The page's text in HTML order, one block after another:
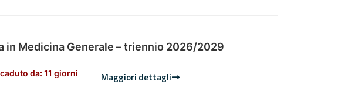
in Medicina Generale – triennio 2026/2029
da: 11 giorni Maggiori dettagli